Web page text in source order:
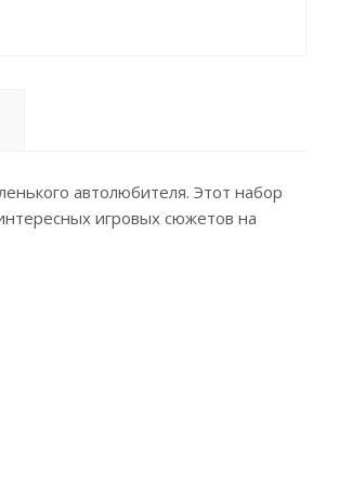
автолюбителя. Этот набор
игровых сюжетов на